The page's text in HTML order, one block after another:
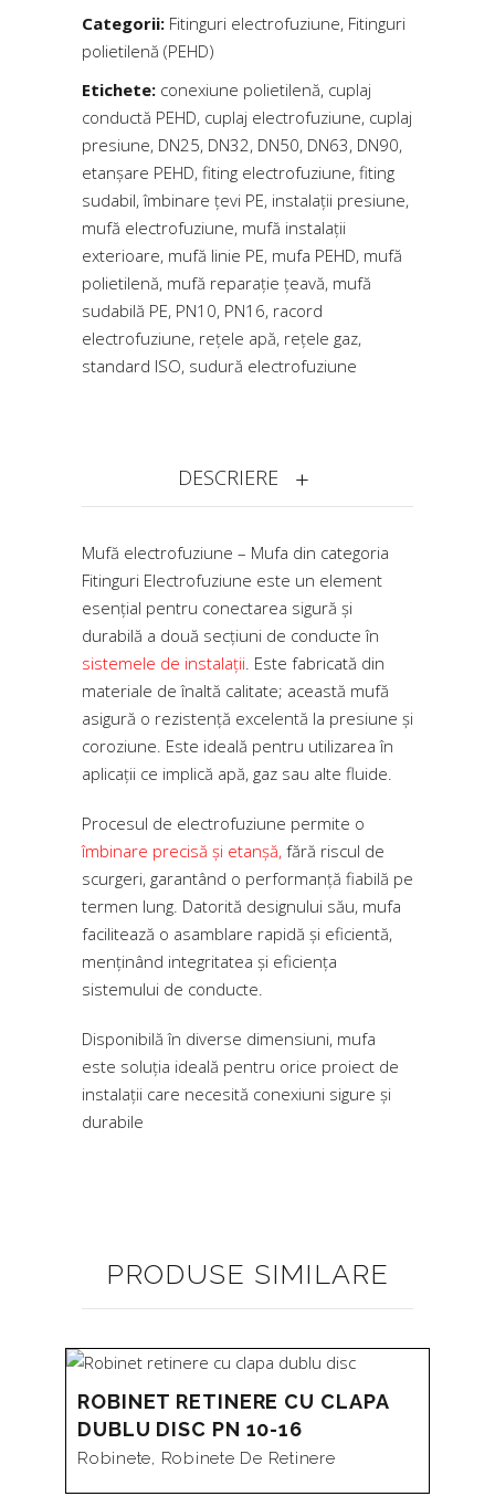
Categorii: Fitinguri electrofuziune, Fitinguri
polietilenă (PEHD)
Etichete: conexiune polietilenă, cuplaj
conductă PEHD, cuplaj electrofuziune, cuplaj
presiune, DN25, DN32, DN50, DN63, DN90,
etanșare PEHD, fiting electrofuziune, fiting
sudabil,îmbinare țevi PE, instalații presiune,
mufă electrofuziune, mufă instalații
exterioare, mufă linie PE, mufa PEHD, mufă
polietilenă, mufă reparație țeavă, mufă
sudabilă PE, PN10, PN16, racord
electrofuziune, rețele apă, rețele gaz,
standard ISO, sudură electrofuziune
DESCRIERE
Mufă electrofuziune – Mufa din categoria
Fitinguri Electrofuziune este un element
esențial pentru conectarea sigură și
durabilă a două secțiuni de conducte în
sistemele de instalații. Este fabricată din
materiale de înaltă calitate; această mufă
asigură o rezistență excelentă la presiune și
coroziune. Este ideală pentru utilizarea în
aplicații ce implică apă, gaz sau alte fluide.
Procesul de electrofuziune permite o
îmbinare precisă și etanșă, fără riscul de
scurgeri, garantând o performanță fiabilă pe
termen lung. Datorită designului său, mufa
facilitează o asamblare rapidă și eficientă,
menținând integritatea și eficiența
sistemului de conducte.
Disponibilă în diverse dimensiuni, mufa
este soluția ideală pentru orice proiect de
instalații care necesită conexiuni sigure și
durabile
PRODUSE SIMILARE
ROBINET RETINERE CU CLAPA
DUBLU DISC PN 10-16
Robinete, Robinete De Retinere